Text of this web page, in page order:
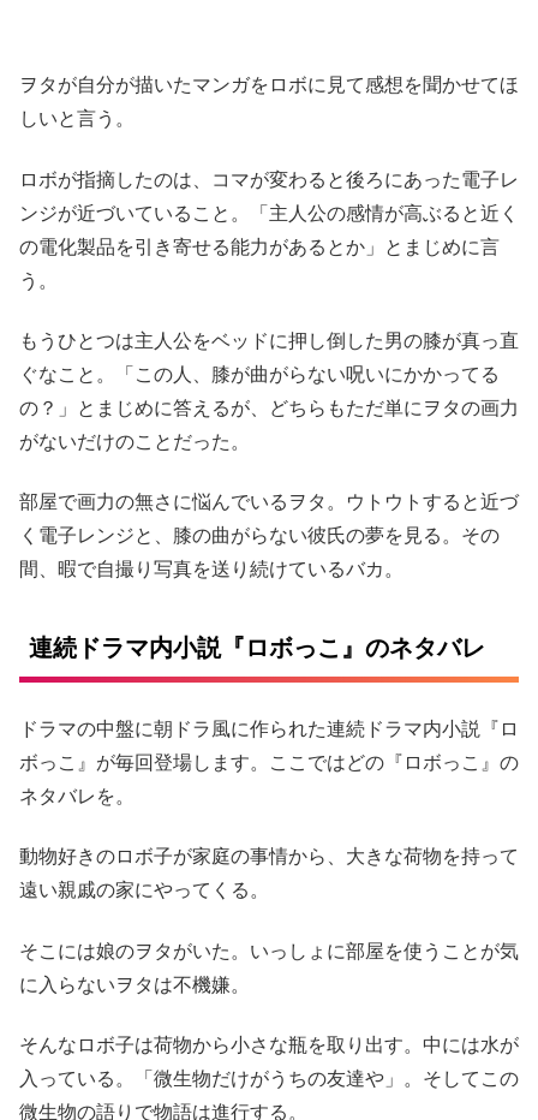
ヲタが自分が描いたマンガをロボに見て感想を聞かせてほ
しいと言う。
ロボが指摘したのは、コマが変わると後ろにあった電子レ
ンジが近づいていること。「主人公の感情が高ぶると近く
の電化製品を引き寄せる能力があるとか」とまじめに言
う。
もうひとつは主人公をベッドに押し倒した男の膝が真っ直
ぐなこと。「この人、膝が曲がらない呪いにかかってる
の？」とまじめに答えるが、どちらもただ単にヲタの画力
がないだけのことだった。
部屋で画力の無さに悩んでいるヲタ。ウトウトすると近づ
く電子レンジと、膝の曲がらない彼氏の夢を見る。その
間、暇で自撮り写真を送り続けているバカ。
連続ドラマ内小説『ロボっこ』のネタバレ
ドラマの中盤に朝ドラ風に作られた連続ドラマ内小説『ロ
ボっこ』が毎回登場します。ここではどの『ロボっこ』の
ネタバレを。
動物好きのロボ子が家庭の事情から、大きな荷物を持って
遠い親戚の家にやってくる。
そこには娘のヲタがいた。いっしょに部屋を使うことが気
に入らないヲタは不機嫌。
そんなロボ子は荷物から小さな瓶を取り出す。中には水が
入っている。「微生物だけがうちの友達や」。そしてこの
微生物の語りで物語は進行する。